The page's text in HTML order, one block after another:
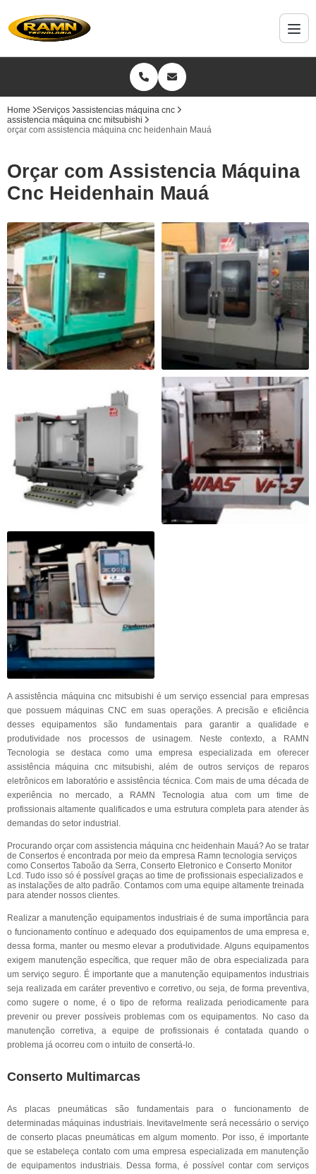
Home Serviços
assistencias máquina cnc
assistencia máquina cnc mitsubishi
orçar com assistencia máquina cnc heidenhain Mauá
Orçar com Assistencia Máquina
Cnc Heidenhain Mauá
A assistência máquina cnc mitsubishi é um serviço essencial para empresas
que possuem máquinas CNC em suas operações. A precisão e eficiência
desses equipamentos são fundamentais para garantir a qualidade e
produtividade nos processos de usinagem. Neste contexto, a RAMN
Tecnologia se destaca como uma empresa especializada em oferecer
assistência máquina cnc mitsubishi, além de outros serviços de reparos
eletrônicos em laboratório e assistência técnica. Com mais de uma década de
experiência no mercado, a RAMN Tecnologia atua com um time de
profissionais altamente qualificados e uma estrutura completa para atender às
demandas do setor industrial.
Procurando orçar com assistencia máquina cnc heidenhain Mauá? Ao se tratar
de Consertos é encontrada por meio da empresa Ramn tecnologia serviços
como Consertos Taboão da Serra, Conserto Eletronico e Conserto Monitor
Lcd. Tudo isso só é possível graças ao time de profissionais especializados e
as instalações de alto padrão. Contamos com uma equipe altamente treinada
para atender nossos clientes.
Realizar a manutenção equipamentos industriais é de suma importância para
o funcionamento contínuo e adequado dos equipamentos de uma empresa e,
dessa forma, manter ou mesmo elevar a produtividade. Alguns equipamentos
exigem manutenção específica, que requer mão de obra especializada para
um serviço seguro. É importante que a manutenção equipamentos industriais
seja realizada em caráter preventivo e corretivo, ou seja, de forma preventiva,
como sugere o nome, é o tipo de reforma realizada periodicamente para
prevenir ou prever possíveis problemas com os equipamentos. No caso da
manutenção corretiva, a equipe de profissionais é contatada quando o
problema já ocorreu com o intuito de consertá-lo.
Conserto Multimarcas
As placas pneumáticas são fundamentais para o funcionamento de
determinadas máquinas industriais. Inevitavelmente será necessário o serviço
de conserto placas pneumáticas em algum momento. Por isso, é importante
que se estabeleça contato com uma empresa especializada em manutenção
de equipamentos industriais. Dessa forma, é possível contar com serviços